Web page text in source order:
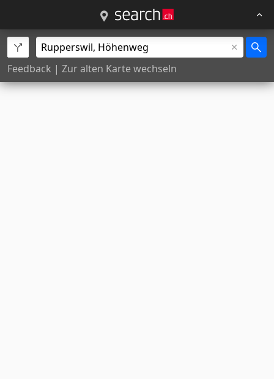
Feedback | Zur alten Karte wechseln